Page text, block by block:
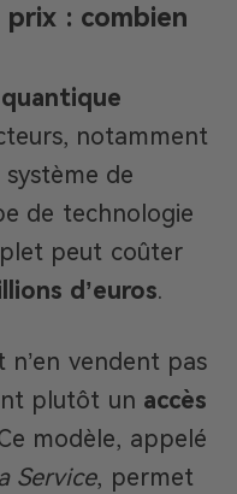
: combien
notamment
de
de technologie
peut coûter
d’euros.
vendent pas
plutôt un accès
modèle, appelé
Service, permet